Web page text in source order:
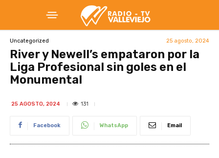
Uncategorized 25 agosto, 2024
River y Newell’s empataron por la
Liga Profesional sin goles en el
Monumental
25 AGOSTO, 2024 131
Facebook WhatsApp Email